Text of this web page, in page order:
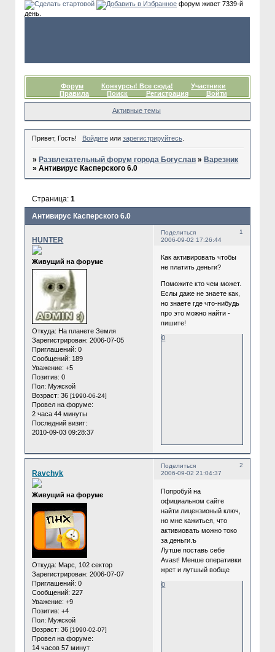
форум живет 7339-й
день.
Форум Конкурсы! Все сюда!
Участники
Правила
Поиск Регистрация Войти
Активные темы
Привет, Гость! Войдитеили зарегистрируйтесь.
»Развлекательный форум города Богуслав »Варезник
»Антивирус Касперского 6.0
Антивирус Касперского 6.0
Страница:1
Поделиться
1
2006-09-02 17:26:44
HUNTER
Живущий на форуме
Откуда: На планете Земля
Зарегистрирован: 2006-07-05
Приглашений: 0
Сообщений: 189
Уважение: +5
Позитив: 0
Пол: Мужской
Возраст: 36[1990-06-24]
Провел на форуме:
2 часа 44 минуты
Последний визит:
2010-09-03 09:28:37
Как активировать чтобы
не платить деньги?
Поможите кто чем может.
Еслы даже не знаете как,
но знаете где что-нибудь
про это можно найти -
пишите!
0
Поделиться
2
2006-09-02 21:04:37
Ravchyk
Живущий на форуме
Откуда: Марс, 102 сектор
Зарегистрирован: 2006-07-07
Приглашений: 0
Сообщений: 227
Уважение: +9
Позитив: +4
Пол: Мужской
Возраст: 36[1990-02-07]
Провел на форуме:
14 часов 57 минут
Попробуй на
официальном сайте
найти лицензионый ключ,
но мне кажиться, что
активиовать можно токо
за деньги.ъ
Лутше поставь себе
Avast! Менше оперативки
жрет и лутшый вобще
0